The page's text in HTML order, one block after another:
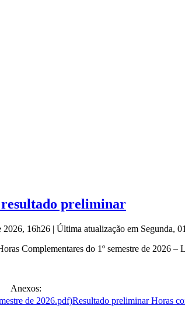
preliminar
2026, 16h26 | Última atualização em Segunda,
Complementares do 1º semestre de 2026 –
Anexos:
Resultado preliminar Horas